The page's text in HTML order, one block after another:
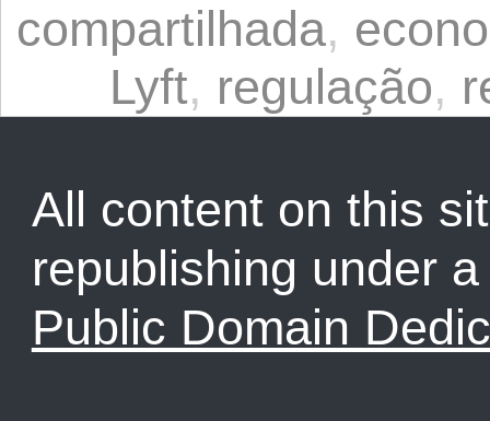
compartilhada,
Lyft, regulação,
All content on this
republishing under
Public Domain